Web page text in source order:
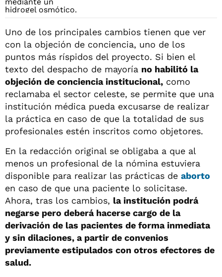
Uno de los principales cambios tienen que ver
con la objeción de conciencia, uno de los
puntos más ríspidos del proyecto. Si bien el
texto del despacho de mayoría no habilitó la
objeción de conciencia institucional, como
reclamaba el sector celeste, se permite que una
institución médica pueda excusarse de realizar
la práctica en caso de que la totalidad de sus
profesionales estén inscritos como objetores.
En la redacción original se obligaba a que al
menos un profesional de la nómina estuviera
disponible para realizar las prácticas de aborto
en caso de que una paciente lo solicitase.
Ahora, tras los cambios, la institución podrá
negarse pero deberá hacerse cargo de la
derivación de las pacientes de forma inmediata
y sin dilaciones, a partir de convenios
previamente estipulados con otros efectores de
salud.